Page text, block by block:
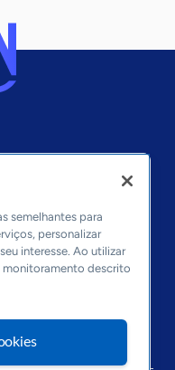
semelhantes para
personalizar
interesse. Ao utilizar
monitoramento descrito